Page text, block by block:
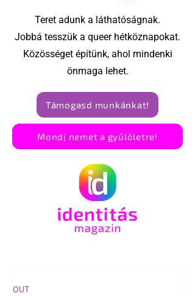
Teret adunk a láthatóságnak.
Jobbá tesszük a queer hétköznapokat.
Közösséget építünk, ahol mindenki
önmaga lehet.
Támogasd munkánkat!
Mondj nemet a gyűlöletre!
OUT